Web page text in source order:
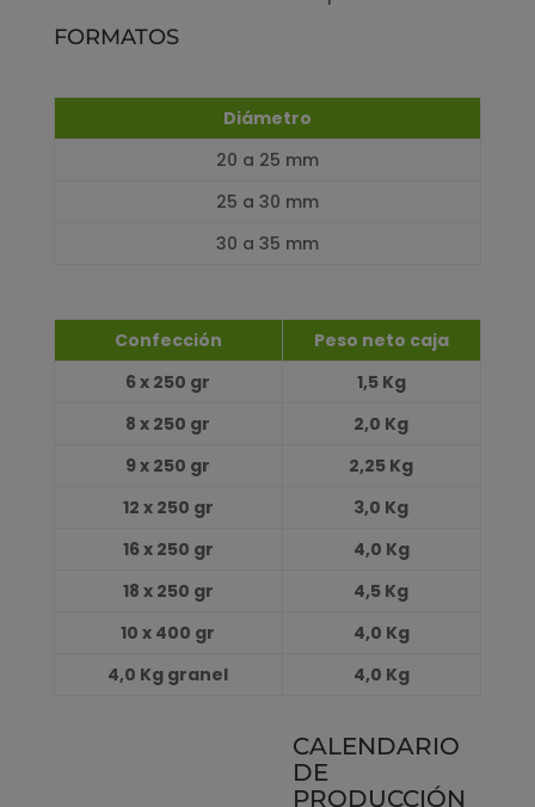
FORMATOS
Diámetro
20 a 25 mm
25 a 30 mm
30 a 35 mm
Confección
Peso neto caja
6 x 250 gr
1,5 Kg
8x 250 gr
2,0 Kg
9 x 250 gr
2,25 Kg
12 x 250 gr
3,0 Kg
16 x 250 gr
4,0 Kg
18 x 250 gr
4,5 Kg
10 x 400 gr
4,0 Kg
4,0 Kg granel
4,0 Kg
CALENDARIO
DE
PRODUCCIÓN